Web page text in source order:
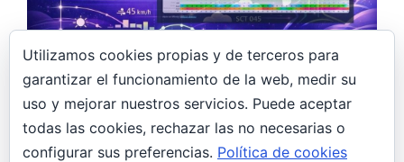
15 febrero, 2026
Construyendo un asistente meteorológico
con IA para pilotos ULM: LEMR Meteo
Utilizamos cookies propias y de terceros para
garantizar el funcionamiento de la web, medir su
uso y mejorar nuestros servicios. Puede aceptar
todas las cookies, rechazar las no necesarias o
configurar sus preferencias. Política de cookies